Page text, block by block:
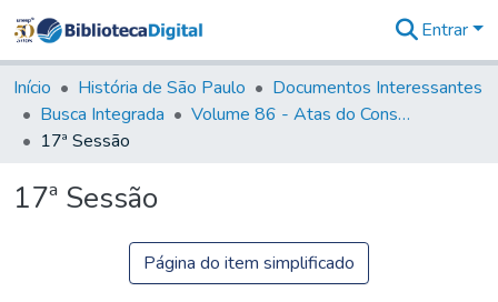
&
Coleções
Tudo na
Entrar
Início História de São Paulo
Documentos Interessantes
Busca Integrada
Volume 86 - Atas do Conselho da Presidência da Província de São Paulo (1824-1829)
17ª Sessão
17ª Sessão
Página do item simplificado